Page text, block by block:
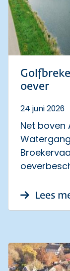
oever
24 juni 2026
Net boven
Lees